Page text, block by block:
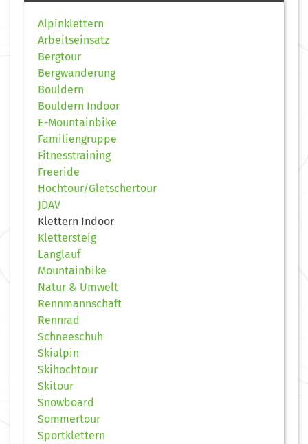
Alpinklettern
Arbeitseinsatz
Bergtour
Bergwanderung
Bouldern
Bouldern Indoor
E-Mountainbike
Familiengruppe
Fitnesstraining
Freeride
Hochtour/Gletschertour
JDAV
Klettern Indoor
Klettersteig
Langlauf
Mountainbike
Natur & Umwelt
Rennmannschaft
Rennrad
Schneeschuh
Skialpin
Skihochtour
Skitour
Snowboard
Sommertour
Sportklettern